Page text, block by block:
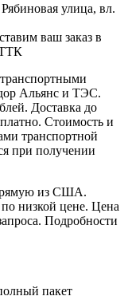
улица, вл.
ваш заказ в
Альянс и ТЭС.
Доставка до
Стоимость и
транспортной
при получении
из США.
низкой цене. Цена
Подробности
пакет